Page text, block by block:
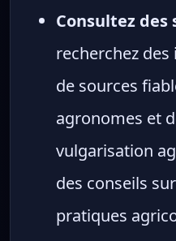
Consultez des
recherchez
de sources
agronomes et
vulgarisation
des conseils
pratiques